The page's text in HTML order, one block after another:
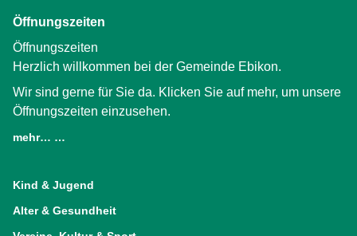
Öffnungszeiten
Öffnungszeiten
Herzlich willkommen bei der Gemeinde Ebikon.
Wir sind gerne für Sie da. Klicken Sie auf mehr, um unsere
Öffnungszeiten einzusehen.
mehr… …
Kind & Jugend
Alter & Gesundheit